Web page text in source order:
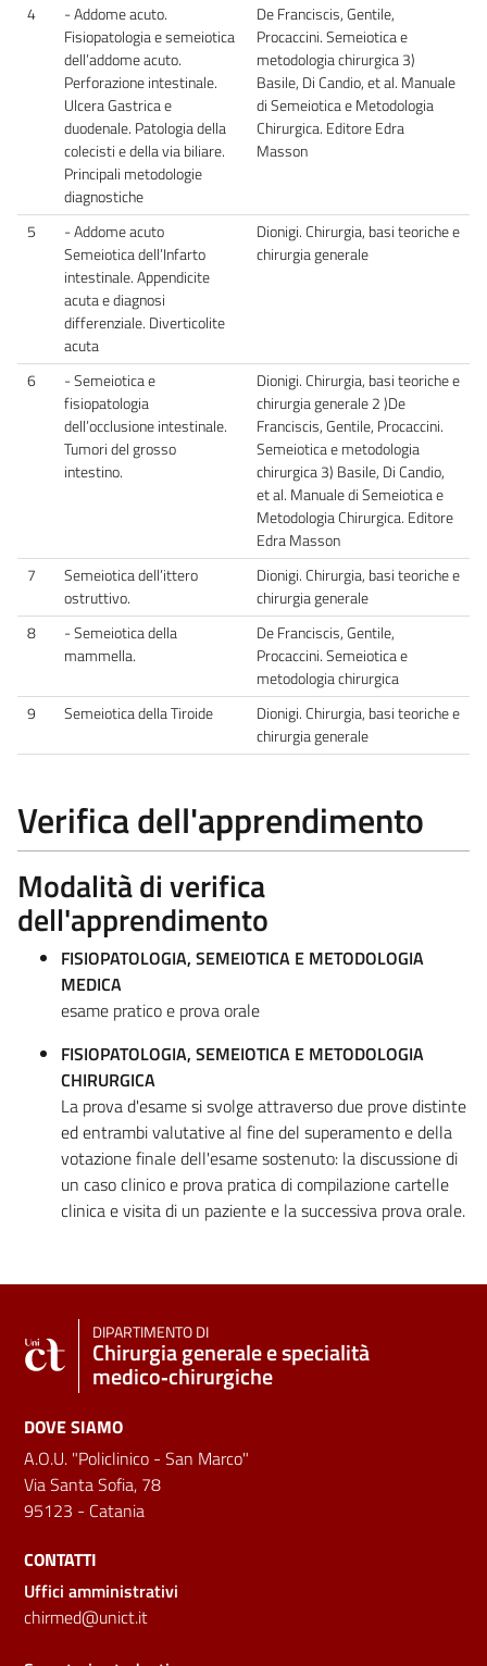
4
- Addome acuto.
Fisiopatologia e semeiotica
dell’addome acuto.
Perforazione intestinale.
Ulcera Gastrica e
duodenale. Patologia della
colecisti e della via biliare.
Principali metodologie
diagnostiche
De Franciscis, Gentile,
Procaccini. Semeiotica e
metodologia chirurgica 3)
Basile, Di Candio, et al. Manuale
di Semeiotica e Metodologia
Chirurgica. Editore Edra
Masson
5
- Addome acuto
Semeiotica dell’Infarto
intestinale. Appendicite
acuta e diagnosi
differenziale. Diverticolite
acuta
Dionigi. Chirurgia, basi teoriche e
chirurgia generale
6
- Semeiotica e
fisiopatologia
dell’occlusione intestinale.
Tumori del grosso
intestino.
Dionigi. Chirurgia, basi teoriche e
chirurgia generale 2 )De
Franciscis, Gentile, Procaccini.
Semeiotica e metodologia
chirurgica 3) Basile, Di Candio,
et al. Manuale di Semeiotica e
Metodologia Chirurgica. Editore
Edra Masson
7
Semeiotica dell’ittero
ostruttivo.
Dionigi. Chirurgia, basi teoriche e
chirurgia generale
8
- Semeiotica della
mammella.
De Franciscis, Gentile,
Procaccini. Semeiotica e
metodologia chirurgica
9
Semeiotica della Tiroide
Dionigi. Chirurgia, basi teoriche e
chirurgia generale
Verifica dell'apprendimento
Modalità di verifica
dell'apprendimento
FISIOPATOLOGIA, SEMEIOTICA E METODOLOGIA
MEDICA
esame pratico e prova orale
FISIOPATOLOGIA, SEMEIOTICA E METODOLOGIA
CHIRURGICA
La prova d'esame si svolge attraverso due prove distinte
ed entrambi valutative al fine del superamento e della
votazione finale dell'esame sostenuto: la discussione di
un caso clinico e prova pratica di compilazione cartelle
clinica e visita di un paziente e la successiva prova orale.
DIPARTIMENTO DI
Chirurgia generale e specialità
medico‑chirurgiche
DOVE SIAMO
A.O.U. "Policlinico - San Marco"
Via Santa Sofia, 78
95123 - Catania
CONTATTI
Uffici amministrativi
chirmed@unict.it